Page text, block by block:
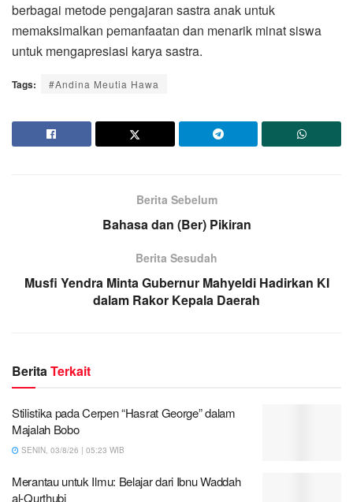
berbagai metode pengajaran sastra anak untuk
memaksimalkan pemanfaatan dan menarik minat siswa
untuk mengapresiasi karya sastra.
Tags: #Andina Meutia Hawa
Berita Sebelum
Bahasa dan (Ber) Pikiran
Berita Sesudah
Musfi Yendra Minta Gubernur Mahyeldi Hadirkan KI
dalam Rakor Kepala Daerah
BeritaTerkait
Stilistika pada Cerpen “Hasrat George” dalam
Majalah Bobo
SENIN, 03/8/26 | 05:23 WIB
Merantau untuk Ilmu: Belajar dari Ibnu Waddah
al-Qurthubi